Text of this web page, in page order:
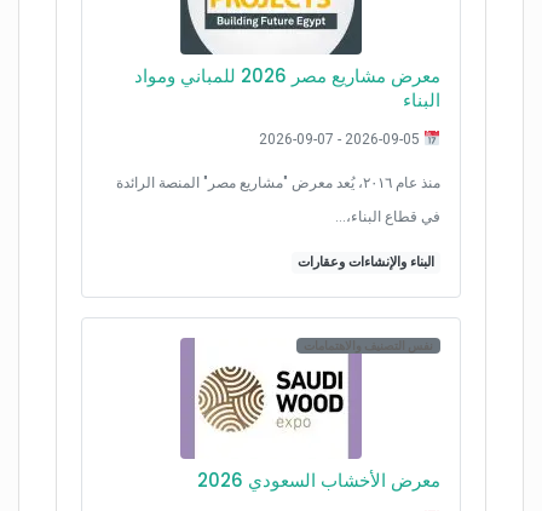
معرض مشاريع مصر 2026 للمباني ومواد
البناء
منذ عام ٢٠١٦، يُعد معرض "مشاريع مصر" المنصة الرائدة
في قطاع البناء،…
البناء والإنشاءات وعقارات
نفس التصنيف والاهتمامات
معرض الأخشاب السعودي 2026